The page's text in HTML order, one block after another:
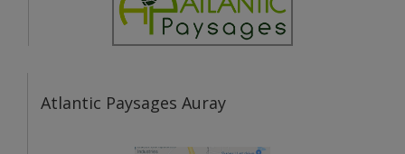
Atlantic Paysages Auray